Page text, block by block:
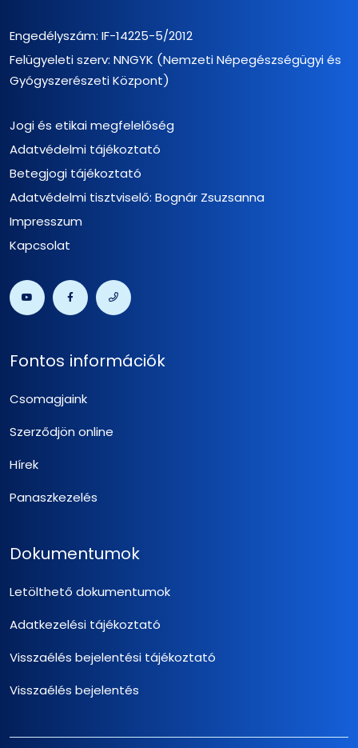
Engedélyszám: IF-14225-5/2012
Felügyeleti szerv: NNGYK (Nemzeti Népegészségügyi és
Gyógyszerészeti Központ)
Jogi és etikai megfelelőség
Adatvédelmi tájékoztató
Betegjogi tájékoztató
Adatvédelmi tisztviselő: Bognár Zsuzsanna
Impresszum
Kapcsolat
Fontos információk
Csomagjaink
Szerződjön online
Hírek
Panaszkezelés
Dokumentumok
Letölthető dokumentumok
Adatkezelési tájékoztató
Visszaélés bejelentési tájékoztató
Visszaélés bejelentés